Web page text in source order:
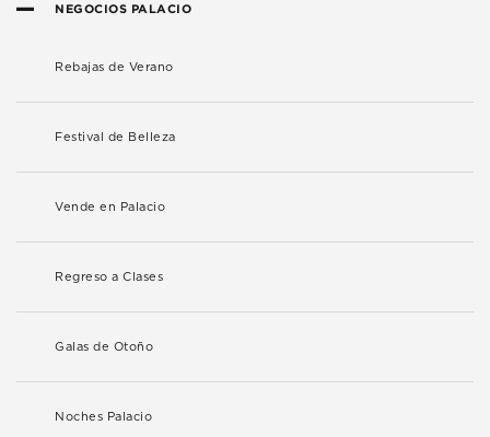
NEGOCIOS PALACIO
Rebajas de Verano
Festival de Belleza
Vende en Palacio
Regreso a Clases
Galas de Otoño
Noches Palacio